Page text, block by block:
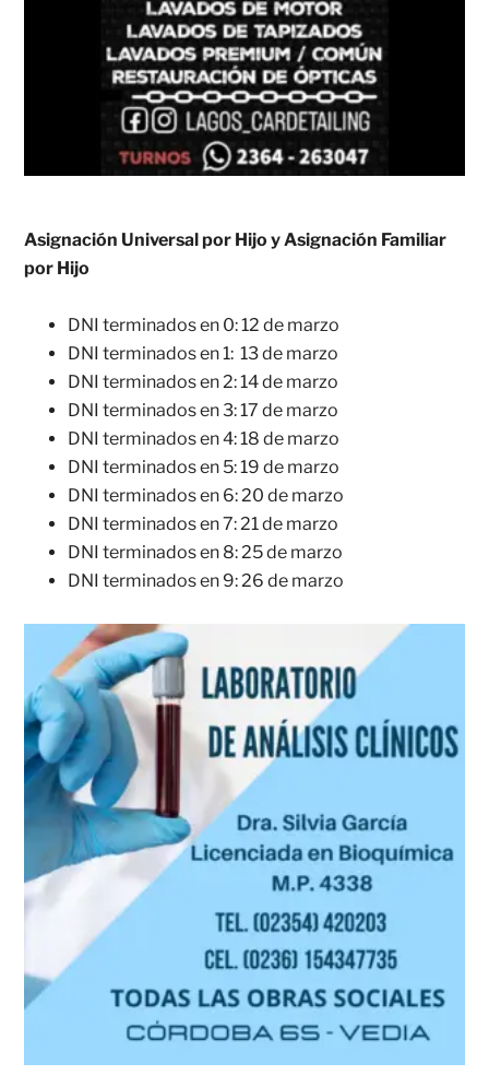
Asignación Universal por Hijo y Asignación Familiar
por Hijo
DNI terminados en 0: 12 de marzo
DNI terminados en 1: 13 de marzo
DNI terminados en 2: 14 de marzo
DNI terminados en 3: 17 de marzo
DNI terminados en 4: 18 de marzo
DNI terminados en 5: 19 de marzo
DNI terminados en 6: 20 de marzo
DNI terminados en 7: 21 de marzo
DNI terminados en 8: 25 de marzo
DNI terminados en 9: 26 de marzo